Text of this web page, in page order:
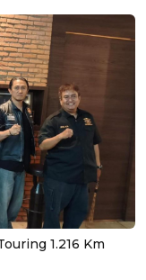
1.216 Km